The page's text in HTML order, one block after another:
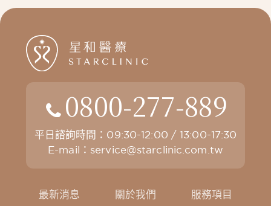
0800-277-889
平日諮詢時間：09:30-12:00 / 13:00-17:30
E-mail： service@starclinic.com.tw
最新消息 關於我們 服務項目